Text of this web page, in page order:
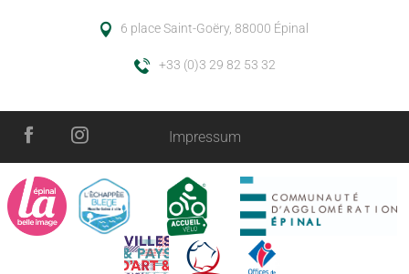
6 place Saint-Goëry, 88000 Épinal
+33 (0)3 29 82 53 32
Impressum